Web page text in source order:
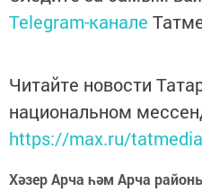
Telegram-канале
Читайте новости
национальном
https://max.ru/tatmedia
Хәзер Арча һәм Арча